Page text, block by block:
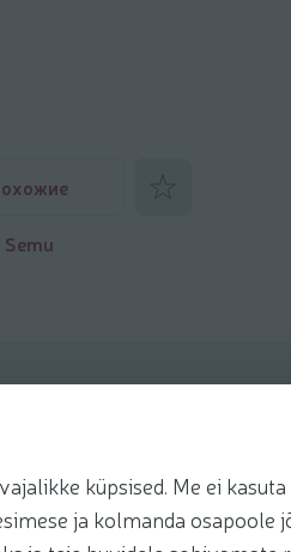
küpsised. Me ei kasuta
ja kolmanda osapoole
Semu